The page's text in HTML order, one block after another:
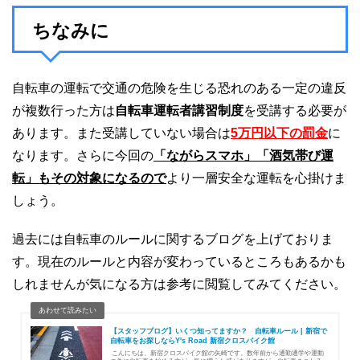
ちなみに
自転車の運転で交通の危険を生じる恐れのある一定の違反
が複数行った方は自転車運転者講習制度を受講する必要が
あります。また受講していない場合は5万円以下の罰金に
なります。さらに今回の 「ながらスマホ」「酒気帯び運
転」もその対象になるのでより一層安全な運転を心掛けま
しょう。
過去には自転車のルールに関するブログを上げておりま
す。現在のルールと内容が変わっているところもあるかも
しれませんが気になる方は参考に閲覧してみてください。
【スタッフブログ】いくつ知ってますか？ 自転車ルール | 新宿で
自転車をお探しならY's Road 新宿クロスバイク館
こんにちは、新宿クロスバイク館の矢崎です。数年前から通勤通学や運動